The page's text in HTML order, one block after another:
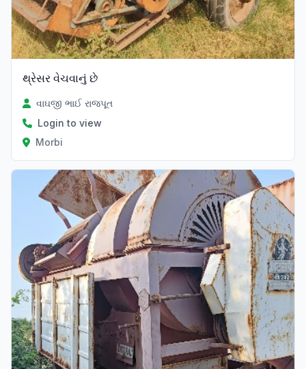
થ્રેસર વેચવાનું છે
વાઘજી ભાઈ રાજપૂત
Login to view
Morbi